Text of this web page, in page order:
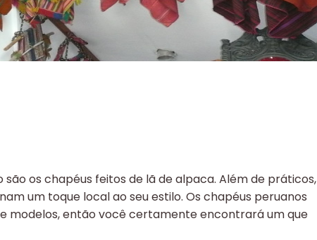
os chapéus feitos de lã de alpaca. Além de práticos,
um toque local ao seu estilo. Os chapéus peruanos
modelos, então você certamente encontrará um que